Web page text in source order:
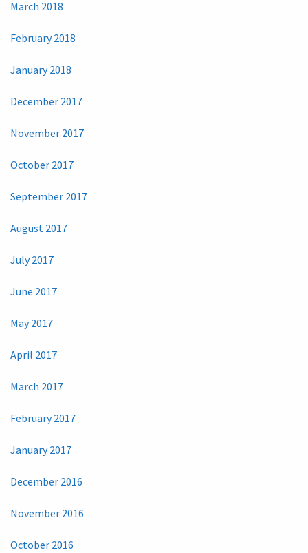
March 2018
February 2018
January 2018
December 2017
November 2017
October 2017
September 2017
August 2017
July 2017
June 2017
May 2017
April 2017
March 2017
February 2017
January 2017
December 2016
November 2016
October 2016